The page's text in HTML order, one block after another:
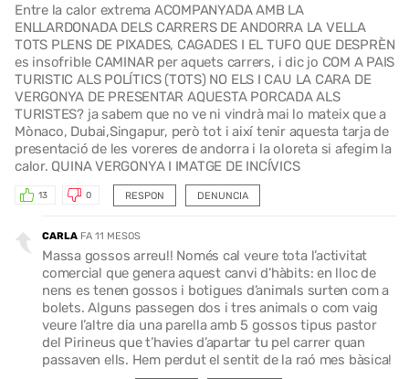
Entre la calor extrema ACOMPANYADA AMB LA
ENLLARDONADA DELS CARRERS DE ANDORRA LA VELLA
TOTS PLENS DE PIXADES, CAGADES I EL TUFO QUE DESPRÈN
es insofrible CAMINAR per aquets carrers, i dic jo COM A PAIS
TURISTIC ALS POLÍTICS (TOTS) NO ELS I CAU LA CARA DE
VERGONYA DE PRESENTAR AQUESTA PORCADA ALS
TURISTES? ja sabem que no ve ni vindrà mai lo mateix que a
Mònaco, Dubai,Singapur, però tot i així tenir aquesta tarja de
presentació de les voreres de andorra i la oloreta si afegim la
calor. QUINA VERGONYA I IMATGE DE INCÍVICS
RESPON
13 0 DENUNCIA
CARLA FA 11 MESOS
Massa gossos arreu!! Només cal veure tota l’activitat
comercial que genera aquest canvi d’hàbits: en lloc de
nens es tenen gossos i botigues d’animals surten com a
bolets. Alguns passegen dos i tres animals o com vaig
veure l’altre dia una parella amb 5 gossos tipus pastor
del Pirineus que t’havies d’apartar tu pel carrer quan
passaven ells. Hem perdut el sentit de la raó mes bàsica!